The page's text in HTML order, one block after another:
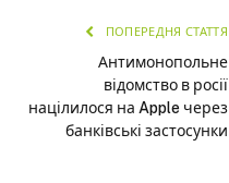
ПОПЕРЕДНЯ СТАТТЯ
Антимонопольне
відомство в росії
націлилося на Apple через
банківські застосунки